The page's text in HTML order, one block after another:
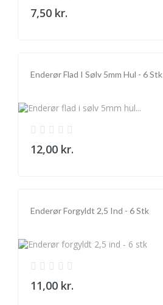
7,50 kr.
Enderør Flad I Sølv 5mm Hul - 6 Stk
12,00 kr.
Enderør Forgyldt 2,5 Ind - 6 Stk
11,00 kr.